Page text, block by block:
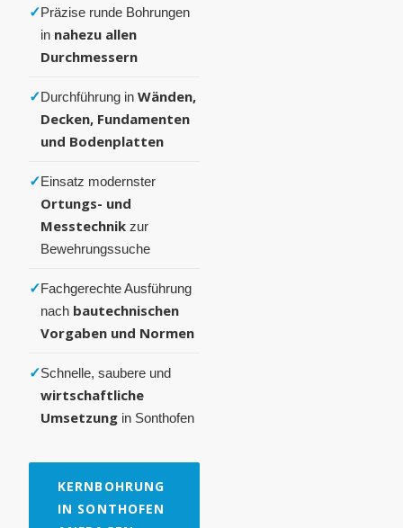
✓Präzise runde Bohrungen
in nahezu allen
Durchmessern
✓Durchführung in Wänden,
Decken, Fundamenten
und Bodenplatten
✓Einsatz modernster
Ortungs- und
Messtechnik zur
Bewehrungssuche
✓Fachgerechte Ausführung
nach bautechnischen
Vorgaben und Normen
✓Schnelle, saubere und
wirtschaftliche
Umsetzung in Sonthofen
KERNBOHRUNG
IN SONTHOFEN